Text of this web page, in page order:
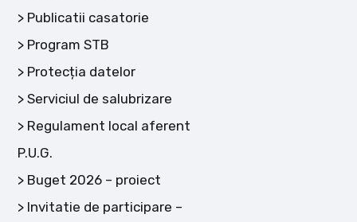
Publicatii casatorie
Program STB
Protecția datelor
Serviciul de salubrizare
Regulament local aferent
P.U.G.
Buget 2026 – proiect
Invitatie de participare –